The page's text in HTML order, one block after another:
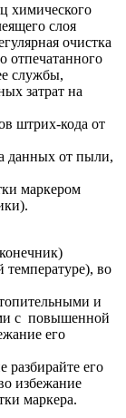
химического
слоя
очистка
отпечатанного
службы,
затрат на
штрих-кода от
данных от пыли,
маркером
во
и
с повышенной
его
разбирайте его
избежание
маркера.